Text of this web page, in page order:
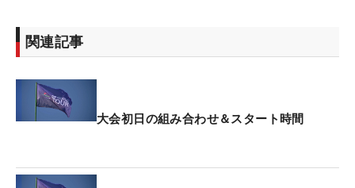
属するホアキン・ニーマン（チリ）とセバスティア
ン・ソーデルベリ（スウェーデン）との同組となっ
ィオフする。
ンド・ウィースバーガー（オーストリア）とのグル
関連記事
大会初日の組み合わせ＆スタート時間